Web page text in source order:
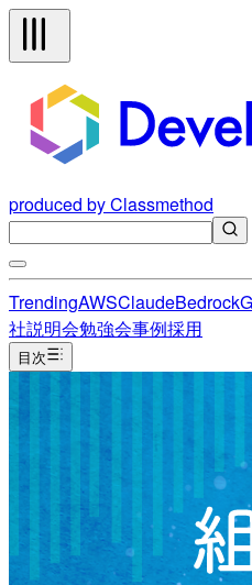
produced by Classmethod
TrendingAWSClaudeBedrock
社説明会勉強会事例採用
目次